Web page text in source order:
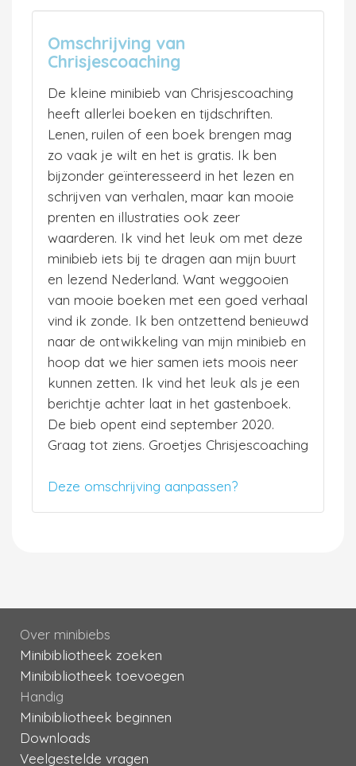
Omschrijving van
Chrisjescoaching
De kleine minibieb van Chrisjescoaching
heeft allerlei boeken en tijdschriften.
Lenen, ruilen of een boek brengen mag
zo vaak je wilt en het is gratis. Ik ben
bijzonder geïnteresseerd in het lezen en
schrijven van verhalen, maar kan mooie
prenten en illustraties ook zeer
waarderen. Ik vind het leuk om met deze
minibieb iets bij te dragen aan mijn buurt
en lezend Nederland. Want weggooien
van mooie boeken met een goed verhaal
vind ik zonde. Ik ben ontzettend benieuwd
naar de ontwikkeling van mijn minibieb en
hoop dat we hier samen iets moois neer
kunnen zetten. Ik vind het leuk als je een
berichtje achter laat in het gastenboek.
De bieb opent eind september 2020.
Graag tot ziens. Groetjes Chrisjescoaching
Deze omschrijving aanpassen?
Over minibiebs
Minibibliotheek zoeken
Minibibliotheek toevoegen
Handig
Minibibliotheek beginnen
Downloads
Veelgestelde vragen